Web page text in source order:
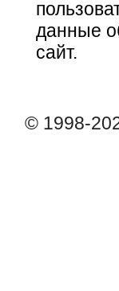
данные
сайт.
© 1998-